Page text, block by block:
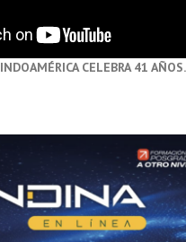
INDOAMÉRICA CELEBRA 41 AÑOS.